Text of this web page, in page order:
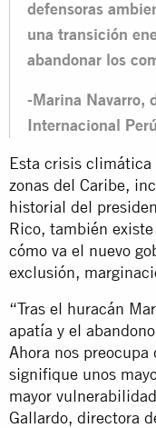
defensoras
una transición
abandonar los
-Marina Navarro,
Internacional Perú
Esta crisis
zonas del Caribe,
historial del
Rico, también
cómo va el nuevo
exclusión,
“Tras el huracán
apatía y el
Ahora nos
signifique unos
mayor
Gallardo, directora